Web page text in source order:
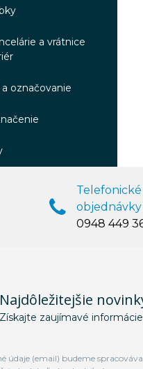
a vrátnice
označovanie
Telefonické
objednávky
0948 449
Najdôležitejšie
Získajte zaujímavé
údaje (email) budeme